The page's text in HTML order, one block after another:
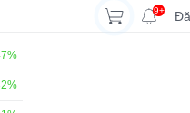
9+